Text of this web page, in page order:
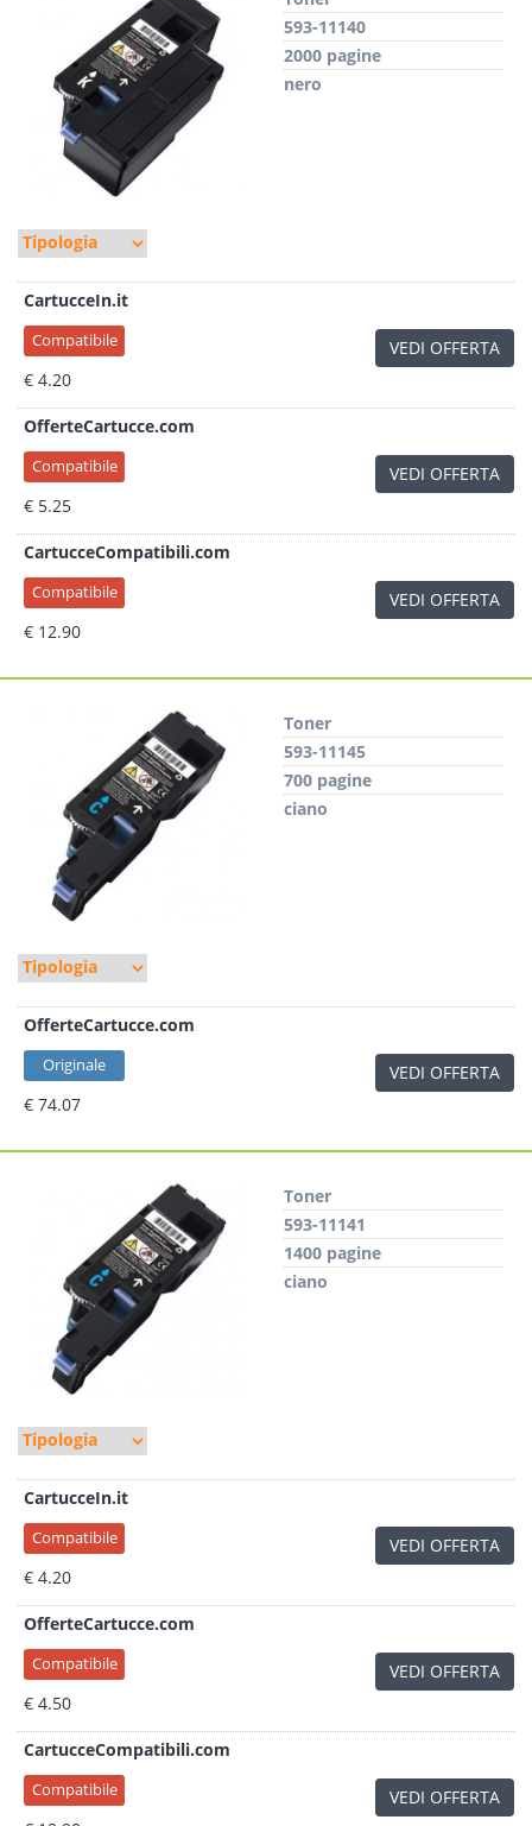
593-11140
2000 pagine
nero
CartucceIn.it
Compatibile
€ 4.20
VEDI OFFERTA
OfferteCartucce.com
Compatibile
€ 5.25
VEDI OFFERTA
CartucceCompatibili.com
Compatibile
€ 12.90
VEDI OFFERTA
Toner
593-11145
700 pagine
ciano
OfferteCartucce.com
Originale
€ 74.07
VEDI OFFERTA
Toner
593-11141
1400 pagine
ciano
CartucceIn.it
Compatibile
€ 4.20
VEDI OFFERTA
OfferteCartucce.com
Compatibile
€ 4.50
VEDI OFFERTA
CartucceCompatibili.com
Compatibile VEDI OFFERTA